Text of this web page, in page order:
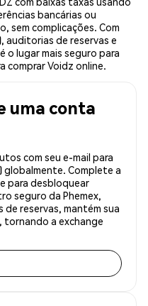
bancárias ou
sem complicações. Com
auditorias de reservas e
o lugar mais seguro para
comprar Voidz online.
uma conta
com seu e-mail para
globalmente. Complete a
para desbloquear
seguro da Phemex,
reservas, mantém sua
a exchange